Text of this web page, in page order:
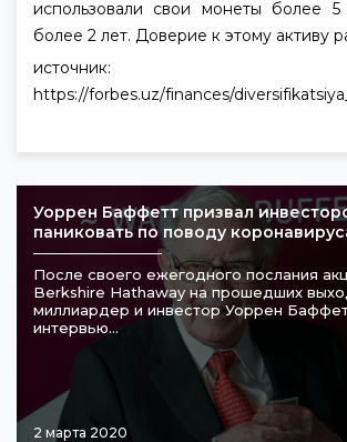
использовали свои монеты более
более 2 лет. Доверие к этому активу
источник:
https://forbes.uz/finances/
Уоррен Баффетт призвал
паниковать по поводу
После своего ежегодного послания
Berkshire Hathaway на прошедших
миллиардер и инвестор Уоррен
интервью...
2 марта 2020